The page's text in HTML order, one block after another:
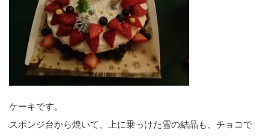
ケーキです。
スポンジ台から焼いて、上に乗っけた雪の結晶も、チョコで